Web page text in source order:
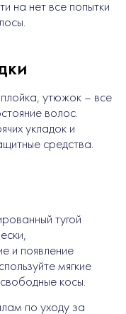
на нет все попытки
утюжок – все
волос.
укладок и
средства.
тугой
и появление
мягкие
косы.
по уходу за